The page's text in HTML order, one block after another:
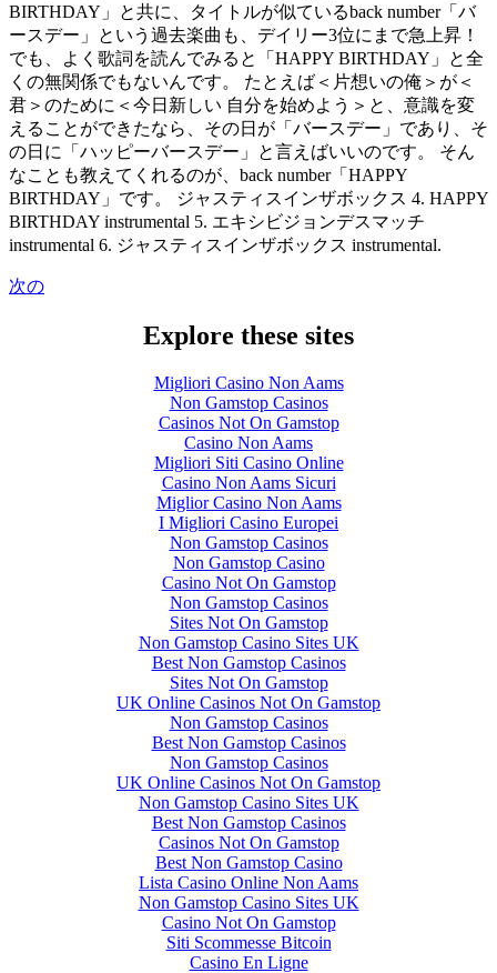
BIRTHDAY」と共に、タイトルが似ているback number「バ
ースデー」という過去楽曲も、デイリー3位にまで急上昇！
でも、よく歌詞を読んでみると「HAPPY BIRTHDAY」と全
くの無関係でもないんです。 たとえば＜片想いの俺＞が＜
君＞のために＜今日新しい 自分を始めよう＞と、意識を変
えることができたなら、その日が「バースデー」であり、そ
の日に「ハッピーバースデー」と言えばいいのです。 そん
なことも教えてくれるのが、back number「HAPPY
BIRTHDAY」です。 ジャスティスインザボックス 4. HAPPY
BIRTHDAY instrumental 5. エキシビジョンデスマッチ
instrumental 6. ジャスティスインザボックス instrumental.
次の
Explore these sites
Migliori Casino Non Aams
Non Gamstop Casinos
Casinos Not On Gamstop
Casino Non Aams
Migliori Siti Casino Online
Casino Non Aams Sicuri
Miglior Casino Non Aams
I Migliori Casino Europei
Non Gamstop Casinos
Non Gamstop Casino
Casino Not On Gamstop
Non Gamstop Casinos
Sites Not On Gamstop
Non Gamstop Casino Sites UK
Best Non Gamstop Casinos
Sites Not On Gamstop
UK Online Casinos Not On Gamstop
Non Gamstop Casinos
Best Non Gamstop Casinos
Non Gamstop Casinos
UK Online Casinos Not On Gamstop
Non Gamstop Casino Sites UK
Best Non Gamstop Casinos
Casinos Not On Gamstop
Best Non Gamstop Casino
Lista Casino Online Non Aams
Non Gamstop Casino Sites UK
Casino Not On Gamstop
Siti Scommesse Bitcoin
Casino En Ligne